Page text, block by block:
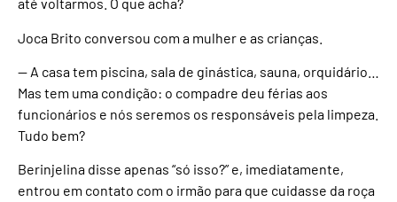
Joca Brito conversou com a mulher e as crianças.
— A casa tem piscina, sala de ginástica, sauna, orquidário…
Mas tem uma condição: o compadre deu férias aos
funcionários e nós seremos os responsáveis pela limpeza.
Tudo bem?
Berinjelina disse apenas “só isso?” e, imediatamente,
entrou em contato com o irmão para que cuidasse da roça